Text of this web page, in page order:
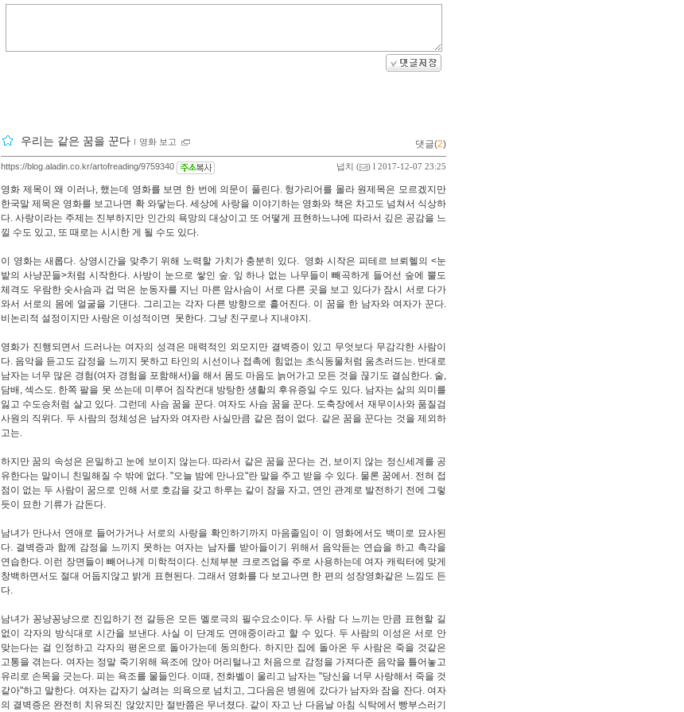
우리는 같은 꿈을 꾼다 ｌ 영화 보고 댓글(2)
넙치 ( ) l 2017-12-07 23:25
https://blog.aladin.co.kr/artofreading/9759340
영화 제목이 왜 이러나, 했는데 영화를 보면 한 번에 의문이 풀린다. 헝가리어를 몰라 원제목은 모르겠지만
한국말 제목은 영화를 보고나면 확 와닿는다. 세상에 사랑을 이야기하는 영화와 책은 차고도 넘쳐서 식상하
다. 사랑이라는 주제는 진부하지만 인간의 욕망의 대상이고 또 어떻게 표현하느냐에 따라서 깊은 공감을 느
낄 수도 있고, 또 때로는 시시한 게 될 수도 있다.
이 영화는 새롭다. 상영시간을 맞추기 위해 노력할 가치가 충분히 있다. 영화 시작은 피테르 브뢰헬의 <눈
밭의 사냥꾼들>처럼 시작한다. 사방이 눈으로 쌓인 숲. 잎 하나 없는 나무들이 빼곡하게 들어선 숲에 뿔도
체격도 우람한 숫사슴과 겁 먹은 눈동자를 지닌 마른 암사슴이 서로 다른 곳을 보고 있다가 잠시 서로 다가
와서 서로의 몸에 얼굴을 기댄다. 그리고는 각자 다른 방향으로 흩어진다. 이 꿈을 한 남자와 여자가 꾼다.
비논리적 설정이지만 사랑은 이성적이면 못한다. 그냥 친구로나 지내야지.
영화가 진행되면서 드러나는 여자의 성격은 매력적인 외모지만 결벽증이 있고 무엇보다 무감각한 사람이
다. 음악을 듣고도 감정을 느끼지 못하고 타인의 시선이나 접촉에 힘없는 초식동물처럼 움츠러드는. 반대로
남자는 너무 많은 경험(여자 경험을 포함해서)을 해서 몸도 마음도 늙어가고 모든 것을 끊기도 결심한다. 술,
담배, 섹스도. 한쪽 팔을 못 쓰는데 미루어 짐작컨대 방탕한 생활의 후유증일 수도 있다. 남자는 삶의 의미를
잃고 수도승처럼 살고 있다. 그런데 사슴 꿈을 꾼다. 여자도 사슴 꿈을 꾼다. 도축장에서 재무이사와 품질검
사원의 직위다. 두 사람의 정체성은 남자와 여자란 사실만큼 같은 점이 없다. 같은 꿈을 꾼다는 것을 제외하
고는.
하지만 꿈의 속성은 은밀하고 눈에 보이지 않는다. 따라서 같은 꿈을 꾼다는 건, 보이지 않는 정신세계를 공
유한다는 말이니 친밀해질 수 밖에 없다. "오늘 밤에 만나요"란 말을 주고 받을 수 있다. 물론 꿈에서. 전혀 접
점이 없는 두 사람이 꿈으로 인해 서로 호감을 갖고 하루는 같이 잠을 자고, 연인 관계로 발전하기 전에 그렇
듯이 묘한 기류가 감돈다.
남녀가 만나서 연애로 들어가거나 서로의 사랑을 확인하기까지 마음졸임이 이 영화에서도 백미로 묘사된
다. 결벽증과 함께 감정을 느끼지 못하는 여자는 남자를 받아들이기 위해서 음악듣는 연습을 하고 촉각을
연습한다. 이런 장면들이 빼어나게 미학적이다. 신체부분 크로즈업을 주로 사용하는데 여자 캐릭터에 맞게
창백하면서도 절대 어둡지않고 밝게 표현된다. 그래서 영화를 다 보고나면 한 편의 성장영화같은 느낌도 든
다.
남녀가 꽁냥꽁냥으로 진입하기 전 갈등은 모든 멜로극의 필수요소이다. 두 사람 다 느끼는 만큼 표현할 길
없이 각자의 방식대로 시간을 보낸다. 사실 이 단계도 연애중이라고 할 수 있다. 두 사람의 이성은 서로 안
맞는다는 걸 인정하고 각자의 평온으로 돌아가는데 동의한다. 하지만 집에 돌아온 두 사람은 죽을 것같은
고통을 겪는다. 여자는 정말 죽기위해 욕조에 앉아 머리털나고 처음으로 감정을 가져다준 음악을 틀어놓고
유리로 손목을 긋는다. 피는 욕조를 물들인다. 이때, 전화벨이 울리고 남자는 "당신을 너무 사랑해서 죽을 것
같아"하고 말한다. 여자는 갑자기 살려는 의욕으로 넘치고, 그다음은 병원에 갔다가 남자와 잠을 잔다. 여자
의 결벽증은 완전히 치유되진 않았지만 절반쯤은 무너졌다. 같이 자고 난 다음날 아침 식탁에서 빵부스러기